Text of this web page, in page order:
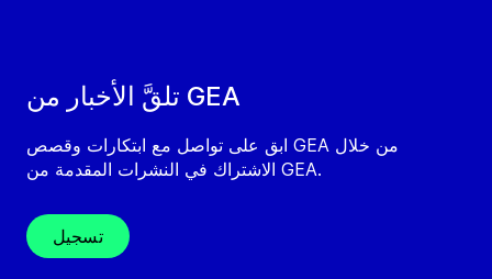
تلقَّ الأخبار من GEA
ابق على تواصل مع ابتكارات وقصص GEA من خلال
الاشتراك في النشرات المقدمة من GEA.
تسجيل